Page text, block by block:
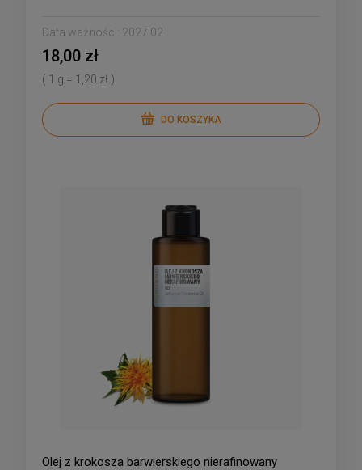
Data ważności: 2027.02
18,00 zł
( 1 g = 1,20 zł )
DO KOSZYKA
Olej z krokosza barwierskiego nierafinowany